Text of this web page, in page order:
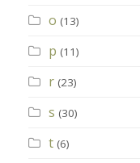
o (13)
p (11)
r (23)
s (30)
t (6)